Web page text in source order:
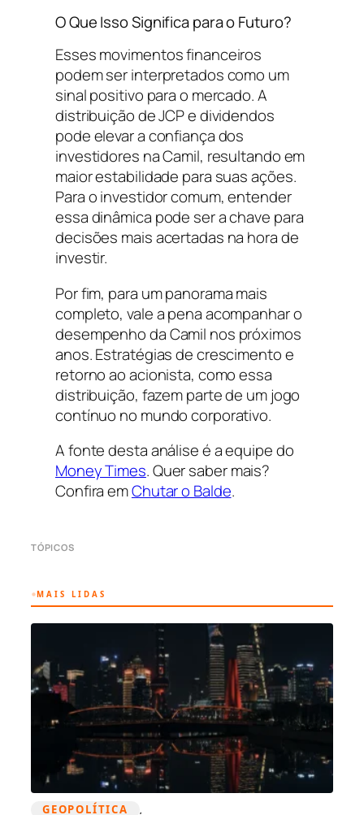
O Que Isso Significa para o Futuro?
Esses movimentos financeiros
podem ser interpretados como um
sinal positivo para o mercado. A
distribuição de JCP e dividendos
pode elevar a confiança dos
investidores na Camil, resultando em
maior estabilidade para suas ações.
Para o investidor comum, entender
essa dinâmica pode ser a chave para
decisões mais acertadas na hora de
investir.
Por fim, para um panorama mais
completo, vale a pena acompanhar o
desempenho da Camil nos próximos
anos. Estratégias de crescimento e
retorno ao acionista, como essa
distribuição, fazem parte de um jogo
contínuo no mundo corporativo.
A fonte desta análise é a equipe do
Money Times. Quer saber mais?
Confira emChutar o Balde.
TÓPICOS
MAIS LIDAS
GEOPOLÍTICA ,